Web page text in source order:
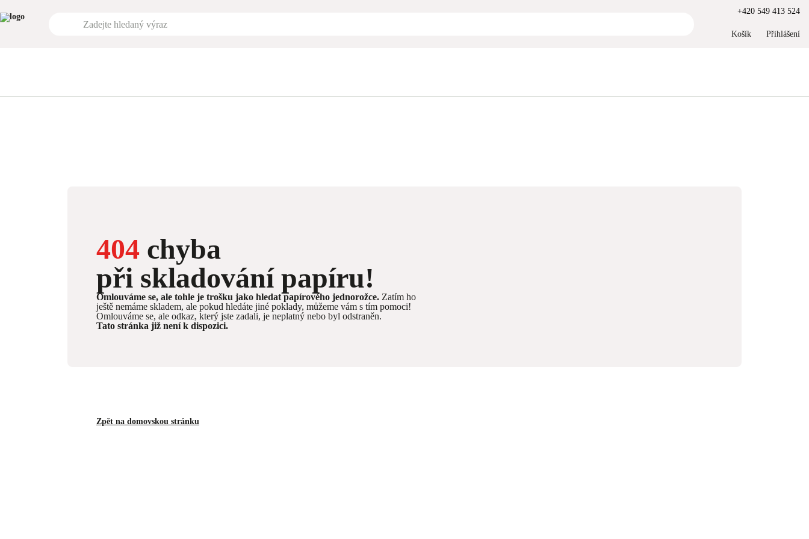
+420 549 413 524
Košík Přihlášení
404 chyba
při skladování papíru!
Omlouváme se, ale tohle je trošku jako hledat papírového jednorožce. Zatím ho
ještě nemáme skladem, ale pokud hledáte jiné poklady, můžeme vám s tím pomoci!
Omlouváme se, ale odkaz, který jste zadali, je neplatný nebo byl odstraněn.
Tato stránka již není k dispozici.
Zpět na domovskou stránku